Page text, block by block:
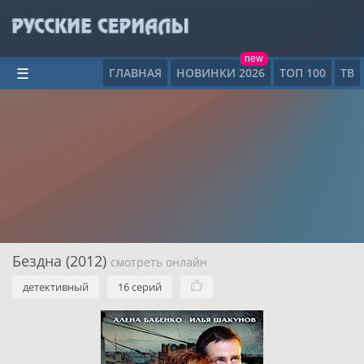
ГЛАВНАЯ НОВИНКИ 2026
new
ТОП 100 ТВ
☰
Бездна (2012) смотреть онлайн
детективный 16 серий